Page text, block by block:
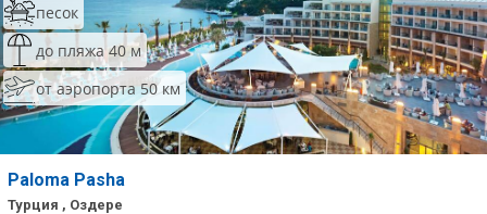
песок
до пляжа 40 м
от аэропорта 50 км
Paloma Pasha
Турция , Оздере
ТОП 10 недорогих отелей
5*
Лучшие отели 4* звезды
Недорогие отели 4*
звезды
Лучшие отели 3* звезды